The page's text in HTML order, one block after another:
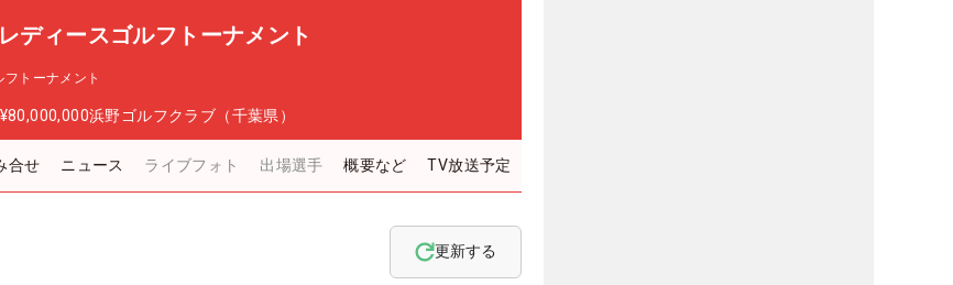
ディースゴルフトーナメント
トーナメント
¥80,000,000浜野ゴルフクラブ（千葉県）
合せ ニュース ライブフォト 出場選手 概要など TV放送予定
更新する